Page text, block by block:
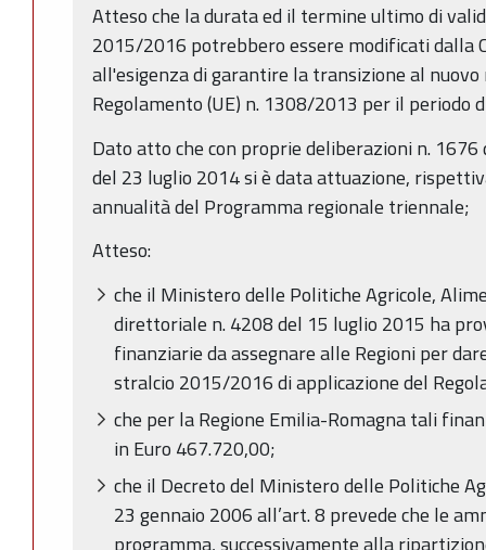
Atteso che la durata ed il termine ultimo di
2015/2016 potrebbero essere modificati dalla
all'esigenza di garantire la transizione al
Regolamento (UE) n. 1308/2013 per il
Dato atto che con proprie deliberazioni n.
del 23 luglio 2014 si è data attuazione,
annualità del Programma regionale triennale;
Atteso:
che il Ministero delle Politiche Agricole,
direttoriale n. 4208 del 15 luglio 2015 ha
finanziarie da assegnare alle Regioni per
stralcio 2015/2016 di applicazione del
che per la Regione Emilia-Romagna tali
in Euro 467.720,00;
che il Decreto del Ministero delle Politiche
23 gennaio 2006 all’art. 8 prevede che le